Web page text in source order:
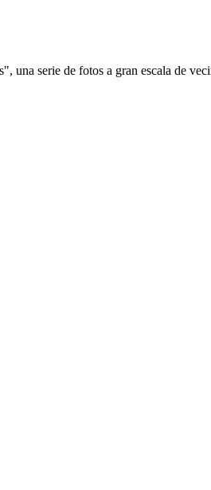
serie de fotos a gran escala de